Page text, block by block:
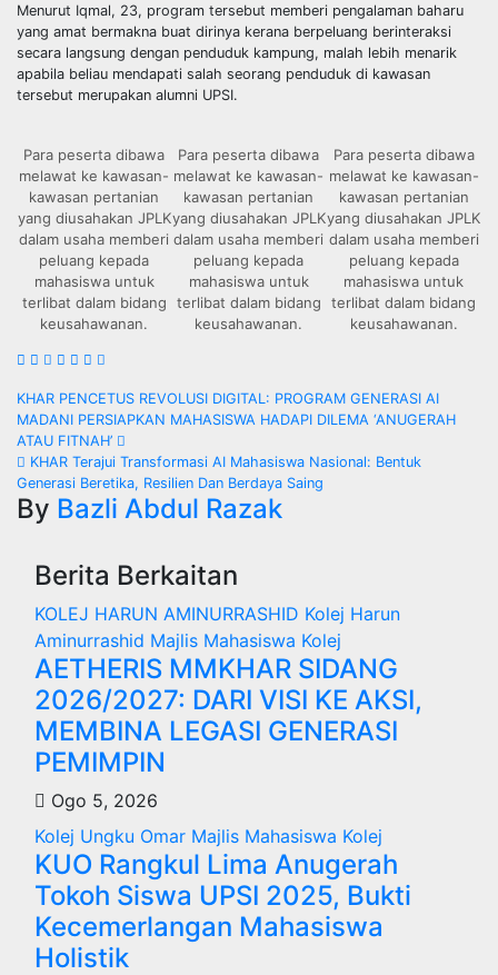
Menurut Iqmal, 23, program tersebut memberi pengalaman baharu
yang amat bermakna buat dirinya kerana berpeluang berinteraksi
secara langsung dengan penduduk kampung, malah lebih menarik
apabila beliau mendapati salah seorang penduduk di kawasan
tersebut merupakan alumni UPSI.
Para peserta dibawa
melawat ke kawasan-
kawasan pertanian
yang diusahakan JPLK
dalam usaha memberi
peluang kepada
mahasiswa untuk
terlibat dalam bidang
keusahawanan.
Para peserta dibawa
melawat ke kawasan-
kawasan pertanian
yang diusahakan JPLK
dalam usaha memberi
peluang kepada
mahasiswa untuk
terlibat dalam bidang
keusahawanan.
Para peserta dibawa
melawat ke kawasan-
kawasan pertanian
yang diusahakan JPLK
dalam usaha memberi
peluang kepada
mahasiswa untuk
terlibat dalam bidang
keusahawanan.
Navigasi
kiriman
KHAR PENCETUS REVOLUSI DIGITAL: PROGRAM GENERASI AI
MADANI PERSIAPKAN MAHASISWA HADAPI DILEMA ‘ANUGERAH
ATAU FITNAH’
KHAR Terajui Transformasi AI Mahasiswa Nasional: Bentuk
Generasi Beretika, Resilien Dan Berdaya Saing
By Bazli Abdul Razak
Berita Berkaitan
KOLEJ HARUN AMINURRASHID Kolej Harun
Aminurrashid Majlis Mahasiswa Kolej
AETHERIS MMKHAR SIDANG
2026/2027: DARI VISI KE AKSI,
MEMBINA LEGASI GENERASI
PEMIMPIN
Ogo 5, 2026
Kolej Ungku Omar Majlis Mahasiswa Kolej
KUO Rangkul Lima Anugerah
Tokoh Siswa UPSI 2025, Bukti
Kecemerlangan Mahasiswa
Holistik